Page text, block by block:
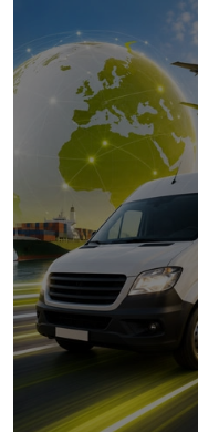
quantità
1
COLLO 1